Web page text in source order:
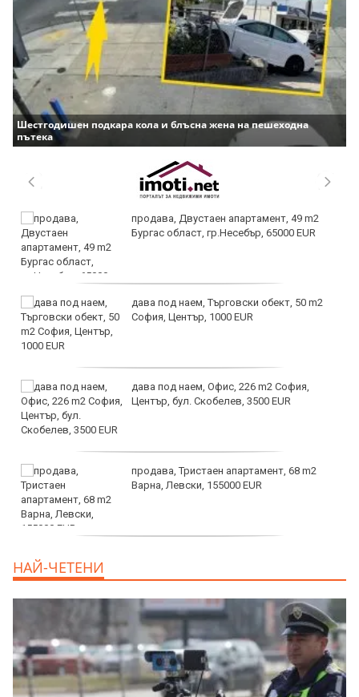
Шестгодишен подкара кола и блъсна жена на пешеходна
пътека
продава, Двустаен апартамент, 49 m2
Бургас област, гр.Несебър, 65000 EUR
дава под наем, Търговски обект, 50 m2
София, Център, 1000 EUR
дава под наем, Офис, 226 m2 София,
Център, бул. Скобелев, 3500 EUR
продава, Тристаен апартамент, 68 m2
Варна, Левски, 155000 EUR
НАЙ-ЧЕТЕНИ